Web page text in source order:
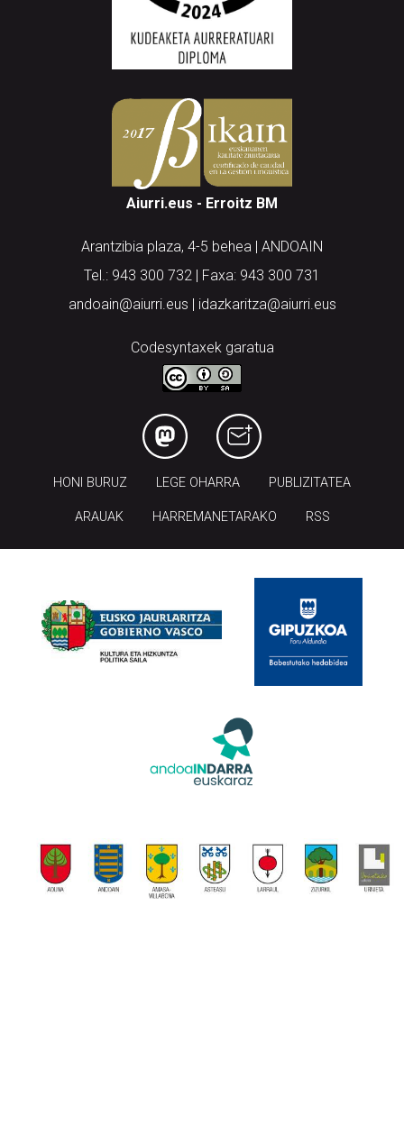
Aiurri.eus - Erroitz BM
Arantzibia plaza, 4-5 behea | ANDOAIN
Tel.: 943 300 732 | Faxa: 943 300 731
andoain@aiurri.eus | idazkaritza@aiurri.eus
Codesyntaxek garatua
HONI BURUZ LEGE OHARRA PUBLIZITATEA
ARAUAK HARREMANETARAKO RSS